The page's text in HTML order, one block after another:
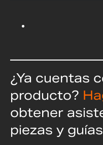
¿Ya cuentas
producto?
obtener
piezas y